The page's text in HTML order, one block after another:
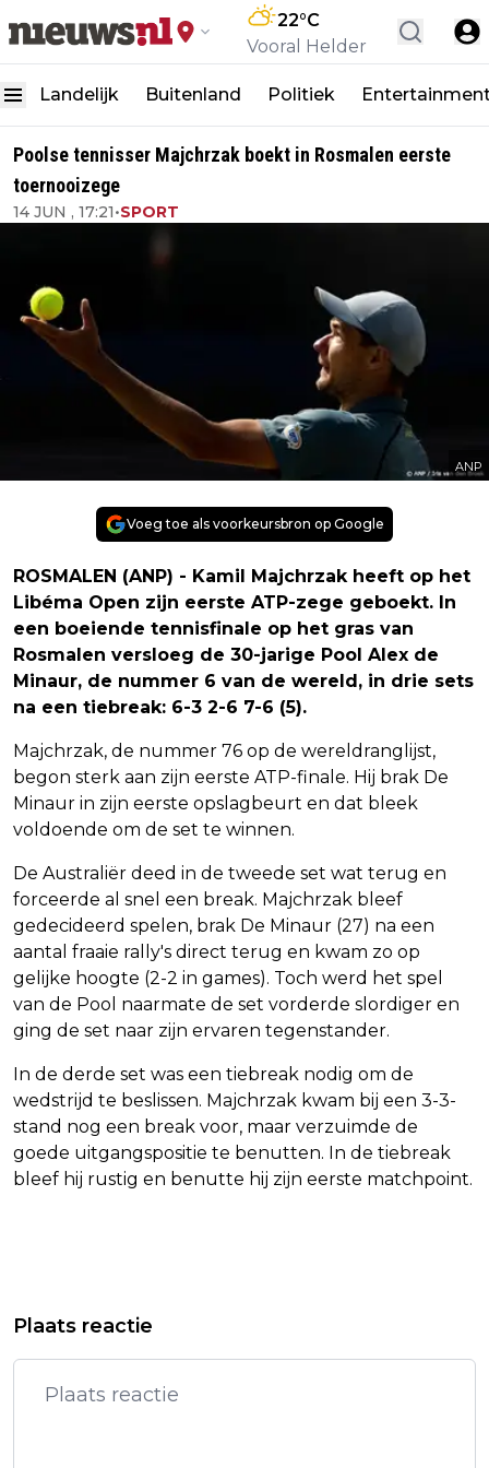
22°C
Vooral Helder
Landelijk Buitenland Politiek
Poolse tennisser Majchrzak boekt in Rosmalen eerste
toernooizege
14 JUN , 17:21•SPORT
ANP
Voeg toe als voorkeursbron op Google
ROSMALEN (ANP) - Kamil Majchrzak heeft op het
Libéma Open zijn eerste ATP-zege geboekt. In
een boeiende tennisfinale op het gras van
Rosmalen versloeg de 30-jarige Pool Alex de
Minaur, de nummer 6 van de wereld, in drie sets
na een tiebreak: 6-3 2-6 7-6 (5).
Majchrzak, de nummer 76 op de wereldranglijst,
begon sterk aan zijn eerste ATP-finale. Hij brak De
Minaur in zijn eerste opslagbeurt en dat bleek
voldoende om de set te winnen.
De Australiër deed in de tweede set wat terug en
forceerde al snel een break. Majchrzak bleef
gedecideerd spelen, brak De Minaur (27) na een
aantal fraaie rally's direct terug en kwam zo op
gelijke hoogte (2-2 in games). Toch werd het spel
van de Pool naarmate de set vorderde slordiger en
ging de set naar zijn ervaren tegenstander.
In de derde set was een tiebreak nodig om de
wedstrijd te beslissen. Majchrzak kwam bij een 3-3-
stand nog een break voor, maar verzuimde de
goede uitgangspositie te benutten. In de tiebreak
bleef hij rustig en benutte hij zijn eerste matchpoint.
ZIJN EERSTE ZEGE VOOR FERRARI
LAURA PONTICORVO MIST MOEDER
DIE LIJDT AAN DEMENTIE
Plaats reactie